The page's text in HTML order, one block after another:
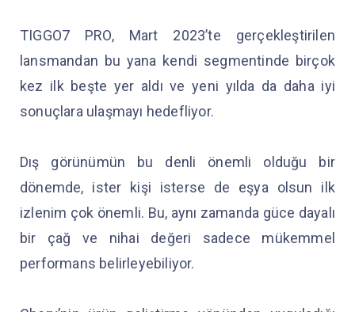
TIGGO7 PRO, Mart 2023’te gerçekleştirilen
lansmandan bu yana kendi segmentinde birçok
kez ilk beşte yer aldı ve yeni yılda da daha iyi
sonuçlara ulaşmayı hedefliyor.
Dış görünümün bu denli önemli olduğu bir
dönemde, ister kişi isterse de eşya olsun ilk
izlenim çok önemli. Bu, aynı zamanda güce dayalı
bir çağ ve nihai değeri sadece mükemmel
performans belirleyebiliyor.